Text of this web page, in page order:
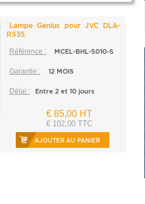
Lampe Genius pour JVC DLA-
RS35.
Référence : MCEL-BHL-5010-S
Garantie : 12 MOIS
Délai : Entre 2 et 10 jours
€ 85,00 HT
€ 102,00 TTC
AJOUTER AU PANIER